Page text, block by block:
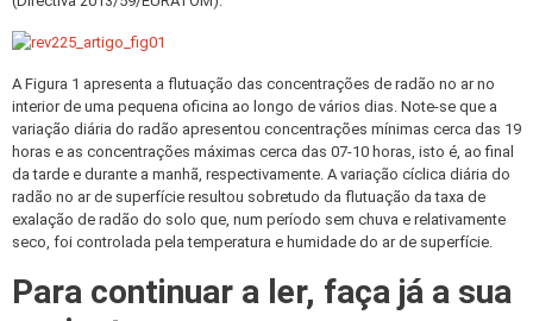
A Figura 1 apresenta a flutuação das concentrações de radão no ar no
interior de uma pequena oficina ao longo de vários dias. Note-se que a
variação diária do radão apresentou concentrações mínimas cerca das 19
horas e as concentrações máximas cerca das 07-10 horas, isto é, ao final
da tarde e durante a manhã, respectivamente. A variação cíclica diária do
radão no ar de superfície resultou sobretudo da flutuação da taxa de
exalação de radão do solo que, num período sem chuva e relativamente
seco, foi controlada pela temperatura e humidade do ar de superfície.
Para continuar a ler, faça já a sua